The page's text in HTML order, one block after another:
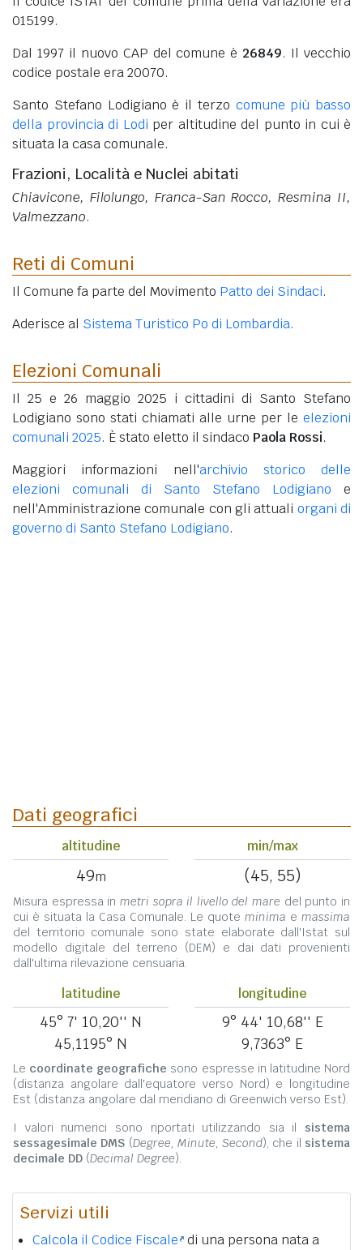
015199.
Dal 1997 il nuovo CAP del comune è 26849. Il vecchio
codice postale era 20070.
Santo Stefano Lodigiano è il terzo comune più basso
della provincia di Lodi per altitudine del punto in cui è
situata la casa comunale.
Frazioni, Località e Nuclei abitati
Chiavicone, Filolungo, Franca-San Rocco, Resmina II,
Valmezzano.
Reti di Comuni
Il Comune fa parte del Movimento Patto dei Sindaci.
Aderisce al Sistema Turistico Po di Lombardia.
Elezioni Comunali
Il 25 e 26 maggio 2025 i cittadini di Santo Stefano
Lodigiano sono stati chiamati alle urne per le elezioni
comunali 2025. È stato eletto il sindaco Paola Rossi.
Maggiori informazioni nell'archivio storico delle
elezioni comunali di Santo Stefano Lodigiano e
nell'Amministrazione comunale con gli attuali organi di
governo di Santo Stefano Lodigiano.
Dati geografici
altitudine
49m
min/max
(45, 55)
Misura espressa in metri sopra il livello del mare del punto in
cui è situata la Casa Comunale. Le quote minima e massima
del territorio comunale sono state elaborate dall'Istat sul
modello digitale del terreno (DEM) e dai dati provenienti
dall'ultima rilevazione censuaria.
latitudine
45° 7' 10,20'' N
45,1195° N
longitudine
9° 44' 10,68'' E
9,7363° E
Le coordinate geografiche sono espresse in latitudine Nord
(distanza angolare dall'equatore verso Nord) e longitudine
Est (distanza angolare dal meridiano di Greenwich verso Est).
I valori numerici sono riportati utilizzando sia il sistema
sessagesimale DMS (Degree, Minute, Second), che il sistema
decimale DD (Decimal Degree).
Servizi utili
Calcola il Codice Fiscale di una persona nata a